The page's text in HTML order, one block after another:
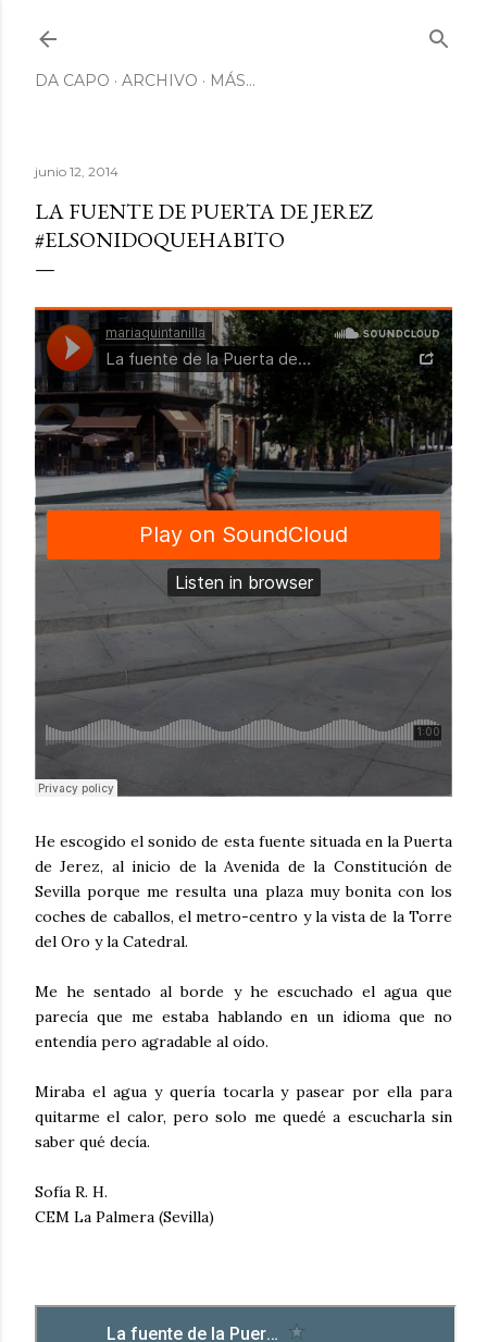
DA CAPO ARCHIVO MÁS…
junio 12, 2014
LA FUENTE DE PUERTA DE JEREZ
#ELSONIDOQUEHABITO
He escogido el sonido de esta fuente situada en la Puerta
de Jerez, al inicio de la Avenida de la Constitución de
Sevilla porque me resulta una plaza muy bonita con los
coches de caballos, el metro-centro y la vista de la Torre
del Oro y la Catedral.
Me he sentado al borde y he escuchado el agua que
parecía que me estaba hablando en un idioma que no
entendía pero agradable al oído.
Miraba el agua y quería tocarla y pasear por ella para
quitarme el calor, pero solo me quedé a escucharla sin
saber qué decía.
Sofía R. H.
CEM La Palmera (Sevilla)